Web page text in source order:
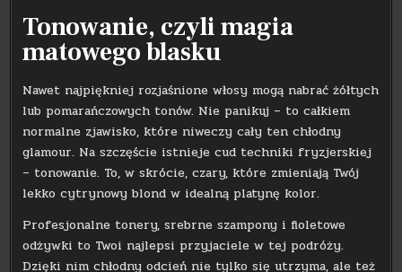
Tonowanie, czyli magia
matowego blasku
Nawet najpiękniej rozjaśnione włosy mogą nabrać żółtych
lub pomarańczowych tonów. Nie panikuj – to całkiem
normalne zjawisko, które niweczy cały ten chłodny
glamour. Na szczęście istnieje cud techniki fryzjerskiej
– tonowanie. To, w skrócie, czary, które zmieniają Twój
lekko cytrynowy blond w idealną platynę kolor.
Profesjonalne tonery, srebrne szampony i fioletowe
odżywki to Twoi najlepsi przyjaciele w tej podróży.
Dzięki nim chłodny odcień nie tylko się utrzyma, ale też